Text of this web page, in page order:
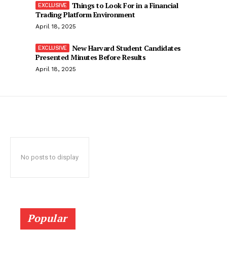
Things to Look For in a Financial
Trading Platform Environment
April 18, 2025
New Harvard Student Candidates
Presented Minutes Before Results
April 18, 2025
No posts to display
Popular